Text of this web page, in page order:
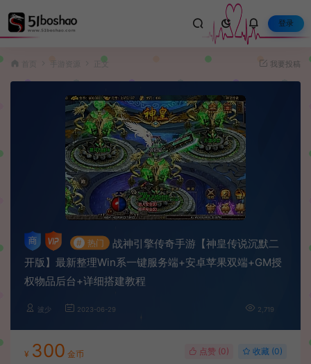
登录
手游资源 正文 我要投稿
# 热门
战神引擎传奇手游【神皇传说沉默二
开版】最新整理Win系一键服务端+安卓苹果双端+GM授
权物品后台+详细搭建教程
波少 2023-06-29 2,719
¥ 300 金币 点赞 (0) 收藏 (0)